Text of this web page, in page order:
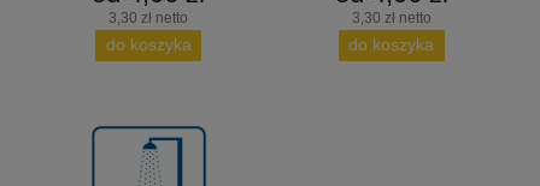
3,30 zł netto
do koszyka
3,30 zł netto
do koszyka